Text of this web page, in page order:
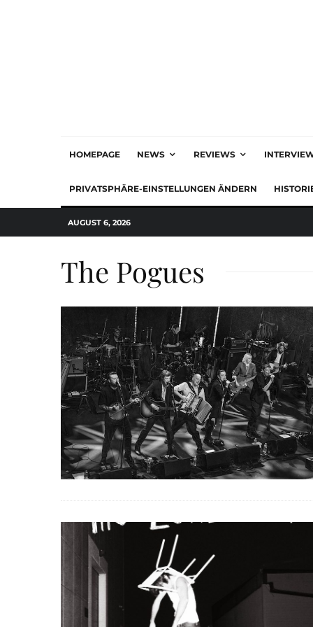
HOMEPAGE NEWS REVIEWS
PRIVATSPHÄRE-EINSTELLUNGEN ÄNDERN
AUGUST 6, 2026
The Pogues